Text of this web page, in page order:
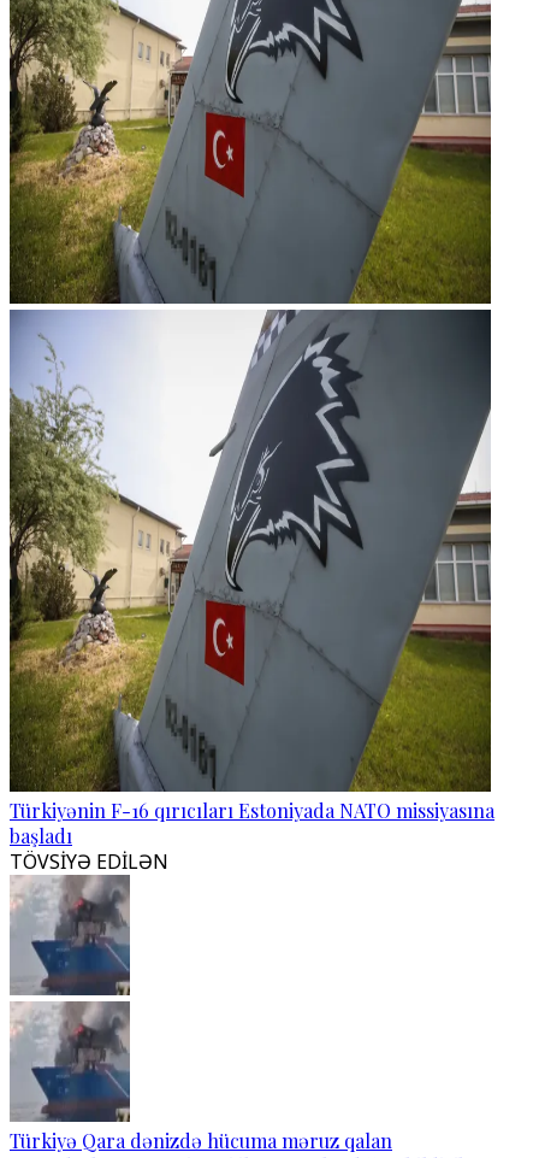
Türkiyənin F-16 qırıcıları Estoniyada NATO missiyasına
başladı
TÖVSİYƏ EDİLƏN
Türkiyə Qara dənizdə hücuma məruz qalan